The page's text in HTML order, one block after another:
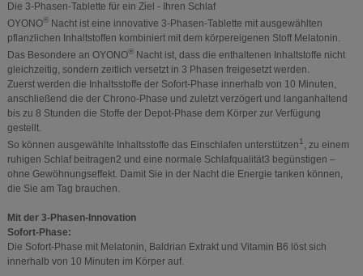
Die 3-Phasen-Tablette für ein Ziel - Ihren Schlaf
OYONO®Nacht ist eine innovative 3-Phasen-Tablette mit ausgewählten
pflanzlichen Inhaltstoffen kombiniert mit dem körpereigenen Stoff Melatonin.
Das Besondere an OYONO®Nacht ist, dass die enthaltenen Inhaltstoffe nicht
gleichzeitig, sondern zeitlich versetzt in 3 Phasen freigesetzt werden.
Zuerst werden die Inhaltsstoffe der Sofort-Phase innerhalb von 10 Minuten,
anschließend die der Chrono-Phase und zuletzt verzögert und langanhaltend
bis zu 8 Stunden die Stoffe der Depot-Phase dem Körper zur Verfügung
gestellt.
So können ausgewählte Inhaltsstoffe das Einschlafen unterstützen1 , zu einem
ruhigen Schlaf beitragen2 und eine normale Schlafqualität3 begünstigen –
ohne Gewöhnungseffekt. Damit Sie in der Nacht die Energie tanken können,
die Sie am Tag brauchen.
Mit der 3-Phasen-Innovation
Sofort-Phase:
Die Sofort-Phase mit Melatonin, Baldrian Extrakt und Vitamin B6 löst sich
innerhalb von 10 Minuten im Körper auf.